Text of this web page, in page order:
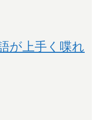
が上手く喋れ